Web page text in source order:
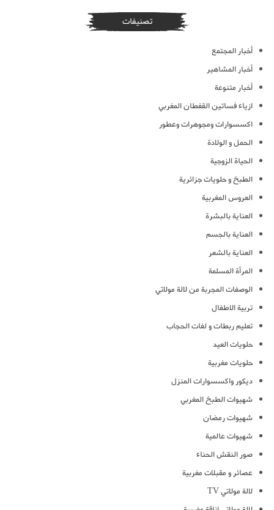
تصنيفات
أخبار المجتمع
أخبار المشاهير
أخبار متنوعة
ازياء فساتين القفطان المغربي
اكسسوارات ومجوهرات وعطور
الحمل و الولادة
الحياة الزوجية
الطبخ و حلويات جزائرية
العروس المغربية
العناية بالبشرة
العناية بالجسم
العناية بالشعر
المرأة المسلمة
الوصفات المجربة من لالة مولاتي
تربية الاطفال
تعليم ربطات و لفات الحجاب
حلويات العيد
حلويات مغربية
ديكور واكسسوارات المنزل
شهيوات الطبخ المغربي
شهيوات رمضان
شهيوات عالمية
صور النقش الحناء
عصائر و مقبلات مغربية
لالة مولاتي TV